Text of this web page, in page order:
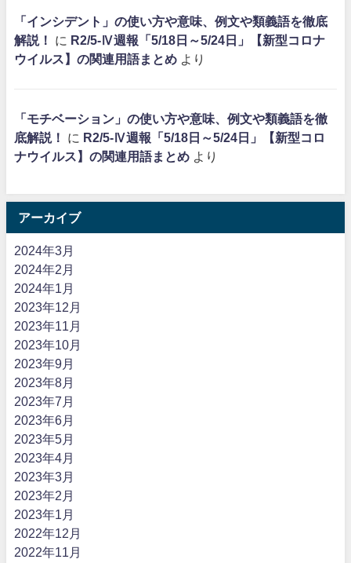
「インシデント」の使い方や意味、例文や類義語を徹底
解説！
に R2/5-Ⅳ週報「5/18日～5/24日」【新型コロナ
ウイルス】の関連用語まとめ より
「モチベーション」の使い方や意味、例文や類義語を徹
底解説！
に R2/5-Ⅳ週報「5/18日～5/24日」【新型コロ
ナウイルス】の関連用語まとめ より
アーカイブ
2024年3月
2024年2月
2024年1月
2023年12月
2023年11月
2023年10月
2023年9月
2023年8月
2023年7月
2023年6月
2023年5月
2023年4月
2023年3月
2023年2月
2023年1月
2022年12月
2022年11月